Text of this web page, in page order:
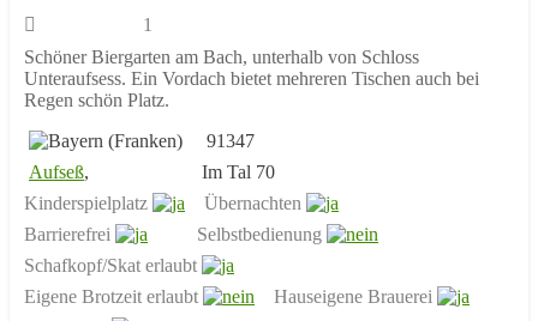
1
Schöner Biergarten am Bach, unterhalb von Schloss
Unteraufsess. Ein Vordach bietet mehreren Tischen auch bei
Regen schön Platz.
91347
Aufseß,
Im Tal 70
Kinderspielplatz
Übernachten
Barrierefrei
Selbstbedienung
Schafkopf/Skat erlaubt
Eigene Brotzeit erlaubt
Hauseigene Brauerei